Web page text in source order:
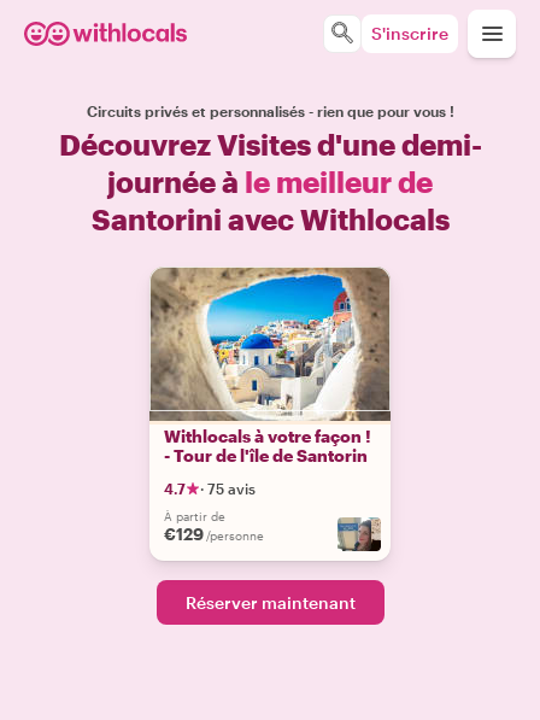
S'inscrire
Circuits privés et personnalisés - rien que pour vous !
Découvrez Visites d'une demi-
journée à le meilleur de
Santorini avec Withlocals
Withlocals à votre façon !
- Tour de l'île de Santorin
4.7 · 75 avis
À partir de
€129 /personne
Réserver maintenant